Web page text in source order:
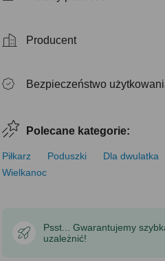
Producent
Bezpieczeństwo
Polecane kategorie:
Piłkarz Poduszki Dla dwulatka
Wielkanoc
Psst... Gwarantujemy
uzależnić!